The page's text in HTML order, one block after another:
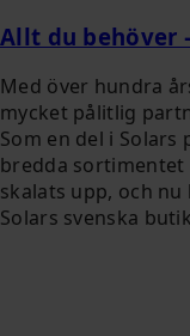
Allt du behöver
Med över hundra
mycket pålitlig
Som en del i
bredda sortimentet
skalats upp, och
Solars svenska